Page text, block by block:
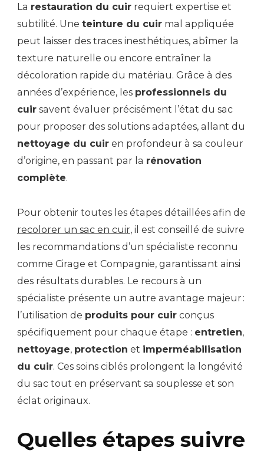
La restauration du cuir requiert expertise et
subtilité. Une teinture du cuir mal appliquée
peut laisser des traces inesthétiques, abîmer la
texture naturelle ou encore entraîner la
décoloration rapide du matériau. Grâce à des
années d’expérience, les professionnels du
cuir savent évaluer précisément l’état du sac
pour proposer des solutions adaptées, allant du
nettoyage du cuir en profondeur à sa couleur
d’origine, en passant par la rénovation
complète.
Pour obtenir toutes les étapes détaillées afin de
recolorer un sac en cuir, il est conseillé de suivre
les recommandations d’un spécialiste reconnu
comme Cirage et Compagnie, garantissant ainsi
des résultats durables. Le recours à un
spécialiste présente un autre avantage majeur :
l’utilisation de produits pour cuir conçus
spécifiquement pour chaque étape : entretien,
nettoyage, protection et imperméabilisation
du cuir. Ces soins ciblés prolongent la longévité
du sac tout en préservant sa souplesse et son
éclat originaux.
Quelles étapes suivre